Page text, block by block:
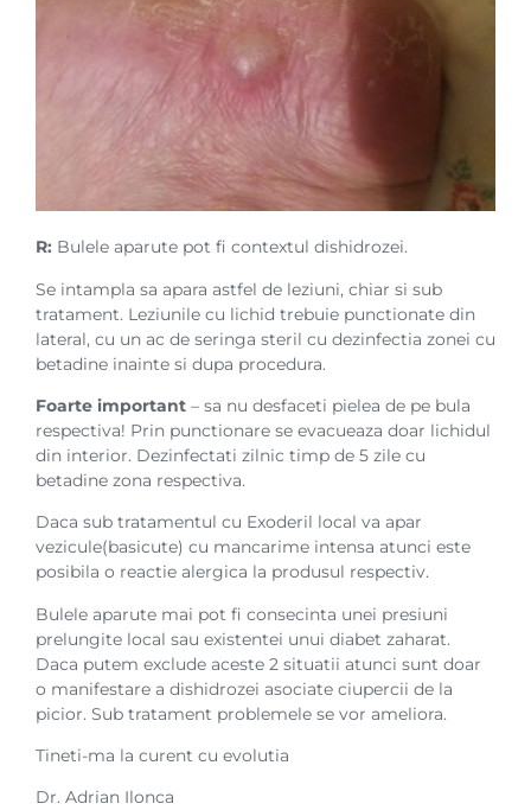
R: Bulele aparute pot fi contextul dishidrozei.
Se intampla sa apara astfel de leziuni, chiar si sub
tratament. Leziunile cu lichid trebuie punctionate din
lateral, cu un ac de seringa steril cu dezinfectia zonei cu
betadine inainte si dupa procedura.
Foarte important – sa nu desfaceti pielea de pe bula
respectiva! Prin punctionare se evacueaza doar lichidul
din interior. Dezinfectati zilnic timp de 5 zile cu
betadine zona respectiva.
Daca sub tratamentul cu Exoderil local va apar
vezicule(basicute) cu mancarime intensa atunci este
posibila o reactie alergica la produsul respectiv.
Bulele aparute mai pot fi consecinta unei presiuni
prelungite local sau existentei unui diabet zaharat.
Daca putem exclude aceste 2 situatii atunci sunt doar
o manifestare a dishidrozei asociate ciupercii de la
picior. Sub tratament problemele se vor ameliora.
Tineti-ma la curent cu evolutia
Dr. Adrian Ilonca